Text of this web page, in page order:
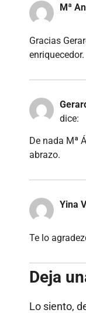
Mª
Gracias
enriquecedor.
dice:
De nada Mª
abrazo.
Yina
Te lo
Deja
Lo siento,